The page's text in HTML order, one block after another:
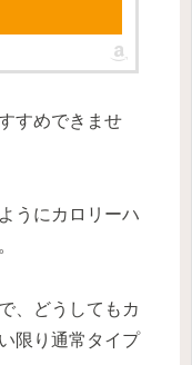
すめできませ
うにカロリーハ
、どうしてもカ
限り通常タイプ